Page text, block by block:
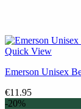
Quick View
Emerson Unisex
€11.95
-20%